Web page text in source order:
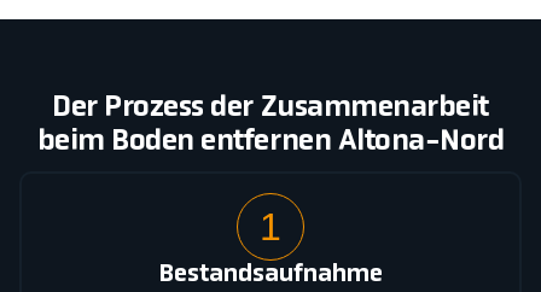
Der Prozess der Zusammenarbeit
beim Boden entfernen Altona-Nord
1
Bestandsaufnahme